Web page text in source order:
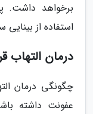
برخواهد داشت.
استفاده از
درمان التهاب
چگونگی درمان
عفونت داشته